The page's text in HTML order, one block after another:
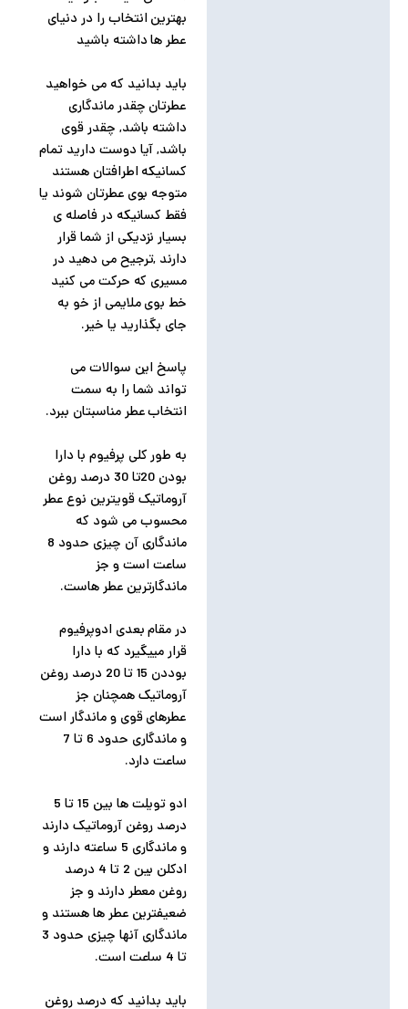
بهترین انتخاب را در دنیای
عطر ها داشته باشید
باید بدانید که می خواهید
عطرتان چقدر ماندگاری
داشته باشد, چقدر قوی
باشد, آیا دوست دارید تمام
کسانیکه اطرافتان هستند
متوجه بوی عطرتان شوند یا
فقط کسانیکه در فاصله ی
بسیار نزدیکی از شما قرار
دارند ,ترجیح می دهید در
مسیری که حرکت می کنید
خط بوی ملایمی از خو به
جای بگذارید یا خیر.
پاسخ این سوالات می
تواند شما را به سمت
انتخاب عطر مناسبتان ببرد.
به طور کلی پرفیوم با دارا
بودن 20تا 30 درصد روغن
آروماتیک قویترین نوع عطر
محسوب می شود که
ماندگاری آن چیزی حدود 8
ساعت است و جز
ماندگارترین عطر هاست.
در مقام بعدی ادوپرفیوم
قرار مییگیرد که با دارا
بوددن 15 تا 20 درصد روغن
آروماتیک همچنان جز
عطرهای قوی و ماندگار است
و ماندگاری حدود 6 تا 7
ساعت دارد.
ادو تویلت ها بین 15 تا 5
درصد روغن آروماتیک دارند
و ماندگاری 5 ساعته دارند و
ادکلن بین 2 تا 4 درصد
روغن معطر دارند و جز
ضعیفترین عطر ها هستند و
ماندگاری آنها چیزی حدود 3
تا 4 ساعت است.
باید بدانید که درصد روغن